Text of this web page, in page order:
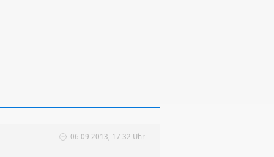
06.09.2013, 17:32 Uhr